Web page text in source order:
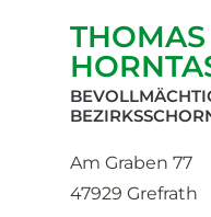
THOMAS
Am Graben 77
47929 Grefrath